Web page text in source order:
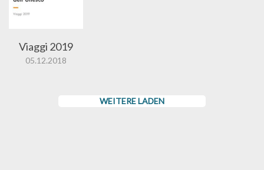
Viaggi 2019
05.12.2018
WEITERE LADEN